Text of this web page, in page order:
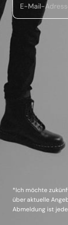
E-Mail-
*Ich möchte
über aktuelle
Abmeldung ist